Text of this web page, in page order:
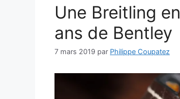
Une Breitling
ans de Bentley
7 mars 2019 par Philippe Coupatez